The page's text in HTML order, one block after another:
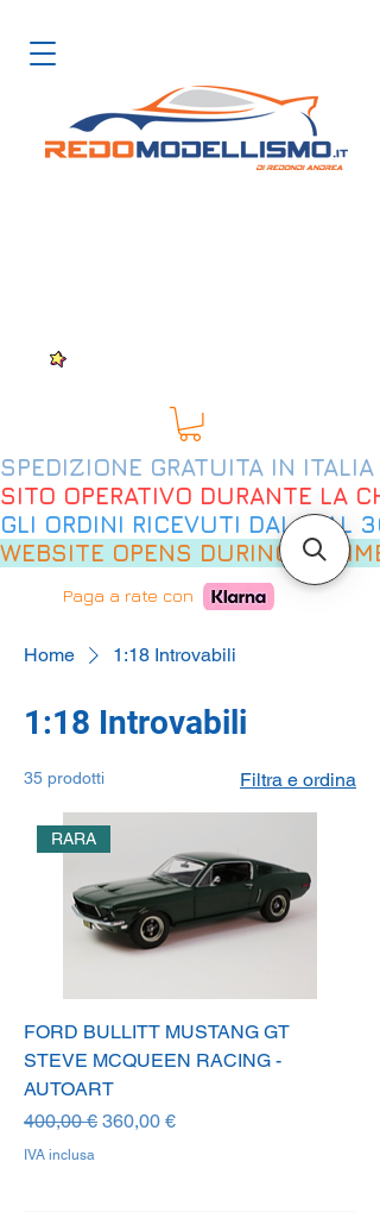
SPEDIZIONE GRATUITA IN ITALIA
Paga a rate con
SITO OPERATIVO DURANTE LA
GLI ORDINI RICEVUTI DAL 9 AL
WEBSITE OPENS DURING
Home 1:18 Introvabili
1:18 Introvabili
35 prodotti Filtra e ordina
RARA
FORD BULLITT MUSTANG GT
STEVE MCQUEEN RACING -
AUTOART
Prezzo regolare
400,00 € Prezzo scontato
360,00 €
IVA inclusa